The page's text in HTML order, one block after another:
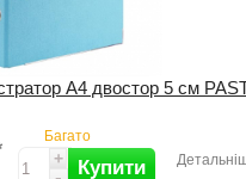
А4 двостор 5 см
Багато
+ Купити